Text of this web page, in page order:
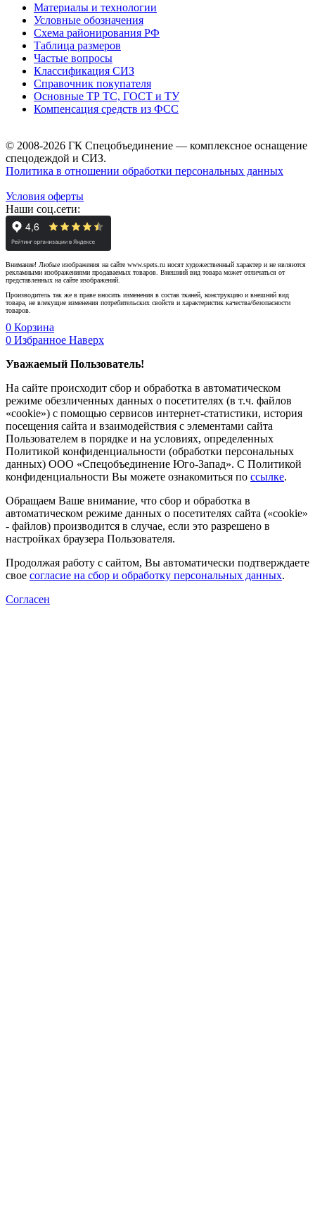
Материалы и технологии
Условные обозначения
Схема районирования РФ
Таблица размеров
Частые вопросы
Классификация СИЗ
Справочник покупателя
Основные ТР ТС, ГОСТ и ТУ
Компенсация средств из ФСС
© 2008-2026 ГК Спецобъединение — комплексное оснащение
спецодеждой и СИЗ.
Политика в отношении обработки персональных данных
Условия оферты
Наши соц.сети:
Внимание! Любые изображения на сайте www.spets.ru носят художественный характер и не являются
рекламными изображениями продаваемых товаров. Внешний вид товара может отличаться от
представленных на сайте изображений.
Производитель так же в праве вносить изменения в состав тканей, конструкцию и внешний вид
товара, не влекущие изменения потребительских свойств и характеристик качества/безопасности
товаров.
0 Корзина
0 Избранное Наверх
Уважаемый Пользователь!
На сайте происходит сбор и обработка в автоматическом
режиме обезличенных данных о посетителях (в т.ч. файлов
«cookie») с помощью сервисов интернет-статистики, история
посещения сайта и взаимодействия с элементами сайта
Пользователем в порядке и на условиях, определенных
Политикой конфиденциальности (обработки персональных
данных) ООО «Спецобъединение Юго-Запад». С Политикой
конфиденциальности Вы можете ознакомиться по ссылке.
Обращаем Ваше внимание, что сбор и обработка в
автоматическом режиме данных о посетителях сайта («cookie»
- файлов) производится в случае, если это разрешено в
настройках браузера Пользователя.
Продолжая работу с сайтом, Вы автоматически подтверждаете
свое согласие на сбор и обработку персональных данных.
Согласен